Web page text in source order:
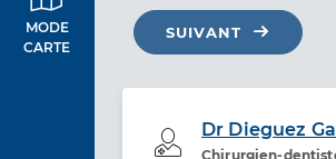
MODE
CARTE
SUIVANT
Dr Dieguez
Chirurgien-